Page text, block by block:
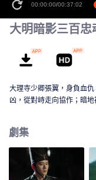
00:00:00/00:37:02
大明暗影三百忠
大理寺少卿張翼，身負血
凶，從對峙走向協作；暗
劇集